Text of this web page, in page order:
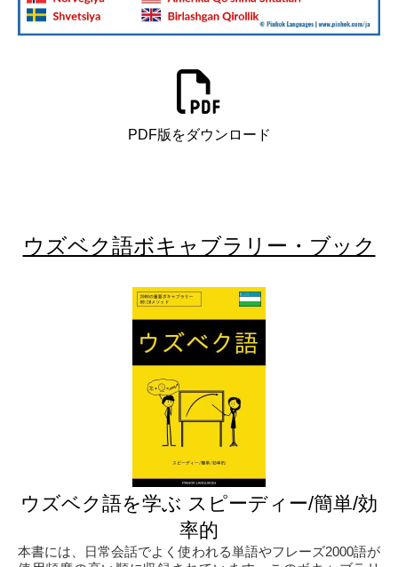
PDF版をダウンロード
ウズベク語ボキャブラリー・ブック
ウズベク語を学ぶ スピーディー/簡単/効
率的
本書には、日常会話でよく使われる単語やフレーズ2000語が